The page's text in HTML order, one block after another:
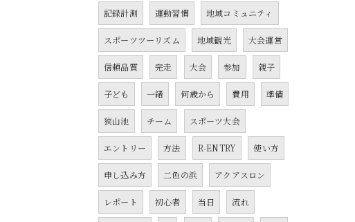
記録計測 運動習慣 地域コミュニティ
スポーツツーリズム 地域観光 大会運営
信頼品質 完走 大会 参加 親子
子ども 一緒 何歳から 費用 準備
狭山池 チーム スポーツ大会
エントリー 方法 R-ENTRY 使い方
申し込み方 二色の浜 アクアスロン
レポート 初心者 当日 流れ